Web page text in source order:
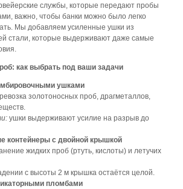
службы, которые передают пробы
важно, чтобы банки можно было легко
Мы добавляем усиленные ушки из
стали, которые выдерживают даже самые
как выбрать под ваши задачи
ушками
золотоносных проб, драгметаллов,
ушки выдерживают усилие на разрыв до
контейнеры с двойной крышкой
жидких проб (ртуть, кислоты) и летучих
с высоты 2 м крышка остаётся целой.
пломбами